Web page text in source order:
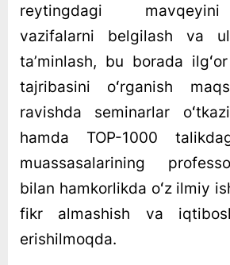
reytingdagi
vazifalarni belgilash va
taʼminlash, bu borada
tajribasini oʻrganish
ravishda seminarlar
hamda TOP-1000
muassasalarining
bilan hamkorlikda oʻz ilmiy
fikr almashish va
erishilmoqda.